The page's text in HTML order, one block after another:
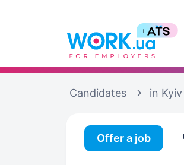
Candidates in Kyiv
Offer a job